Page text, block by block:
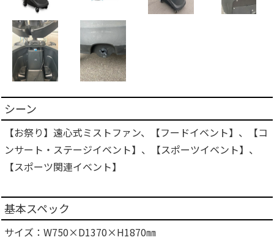
シーン
【お祭り】遠心式ミストファン、【フードイベント】、【コ
ンサート・ステージイベント】、【スポーツイベント】、
【スポーツ関連イベント】
基本スペック
サイズ：W750×D1370×H1870㎜